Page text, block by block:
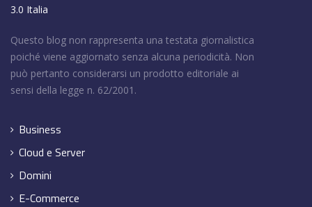
3.0 Italia
Questo blog non rappresenta una testata giornalistica
poiché viene aggiornato senza alcuna periodicità. Non
può pertanto considerarsi un prodotto editoriale ai
sensi della legge n. 62/2001.
Business
Cloud e Server
Domini
E-Commerce